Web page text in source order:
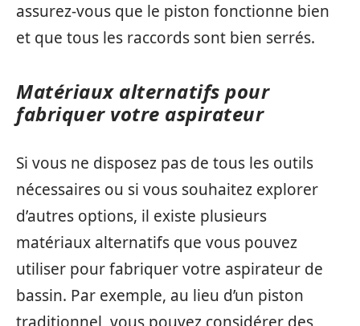
assurez-vous que le piston fonctionne bien
et que tous les raccords sont bien serrés.
Matériaux alternatifs pour
fabriquer votre aspirateur
Si vous ne disposez pas de tous les outils
nécessaires ou si vous souhaitez explorer
d’autres options, il existe plusieurs
matériaux alternatifs que vous pouvez
utiliser pour fabriquer votre aspirateur de
bassin. Par exemple, au lieu d’un piston